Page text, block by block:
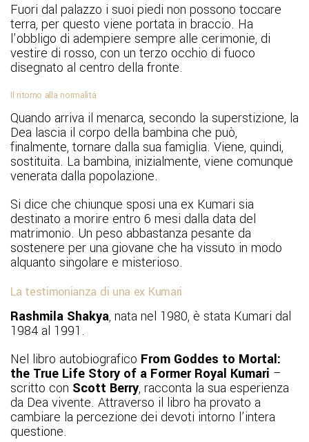
Fuori dal palazzo i suoi piedi non possono toccare
terra, per questo viene portata in braccio. Ha
l’obbligo di adempiere sempre alle cerimonie, di
vestire di rosso, con un terzo occhio di fuoco
disegnato al centro della fronte.
Il ritorno alla normalità
Quando arriva il menarca, secondo la superstizione, la
Dea lascia il corpo della bambina che può,
finalmente, tornare dalla sua famiglia. Viene, quindi,
sostituita. La bambina, inizialmente, viene comunque
venerata dalla popolazione.
Si dice che chiunque sposi una ex Kumari sia
destinato a morire entro 6 mesi dalla data del
matrimonio. Un peso abbastanza pesante da
sostenere per una giovane che ha vissuto in modo
alquanto singolare e misterioso.
La testimonianza di una ex Kumari
Rashmila Shakya, nata nel 1980, è stata Kumari dal
1984 al 1991.
Nel libro autobiografico From Goddes to Mortal:
the True Life Story of a Former Royal Kumari –
scritto con Scott Berry, racconta la sua esperienza
da Dea vivente. Attraverso il libro ha provato a
cambiare la percezione dei devoti intorno l’intera
questione.